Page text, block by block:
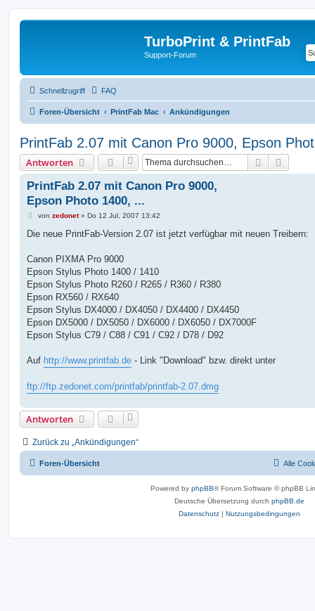
TurboPrint & PrintFab
Support-Forum
Schnellzugriff FAQ
Foren-Übersicht PrintFab Mac Ankündigungen
PrintFab 2.07 mit Canon Pro 9000, Epson
Antworten Suche
PrintFab 2.07 mit Canon Pro 9000,
Epson Photo 1400, ...
B
i
a
von zedonet» Do 12 Jul, 2007 13:42
Die neue PrintFab-Version 2.07 ist jetzt verfügbar mit neuen Treibern:
Canon PIXMA Pro 9000
Epson Stylus Photo 1400 / 1410
Epson Stylus Photo R260 / R265 / R360 / R380
Epson RX560 / RX640
Epson Stylus DX4000 / DX4050 / DX4400 / DX4450
Epson DX5000 / DX5050 / DX6000 / DX6050 / DX7000F
Epson Stylus C79 / C88 / C91 / C92 / D78 / D92
Auf http://www.printfab.de - Link "Download" bzw. direkt unter
ftp://ftp.zedonet.com/printfab/printfab-2.07.dmg
Antworten
Zurück zu „Ankündigungen“
Foren-Übersicht Alle
Powered by phpBB® Forum Software © phpBB
Deutsche Übersetzung durch phpBB.de
Datenschutz | Nutzungsbedingungen